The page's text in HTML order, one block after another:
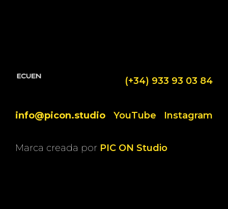
(+34) 933 93 03 84
info@picon.studio YouTube Instagram
Marca creada por PIC ON Studio